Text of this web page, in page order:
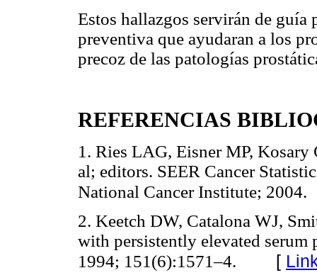
Estos hallazgos servirán de guía
preventiva que ayudaran a los
precoz de las patologías
REFERENCIAS
1. Ries LAG, Eisner MP,
al; editors. SEER Cancer
National Cancer Institute; 2004.
2. Keetch DW, Catalona WJ,
with persistently elevated serum
1994; 151(6):1571–4. [